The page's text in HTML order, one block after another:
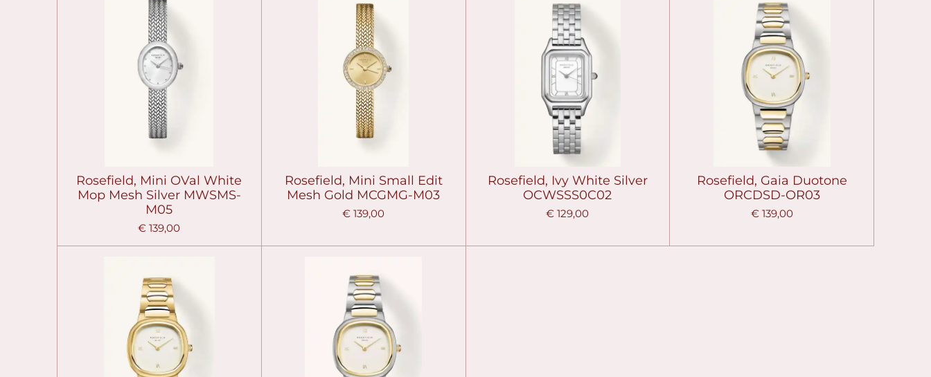
Rosefield, Mini OVal White
Mop Mesh Silver MWSMS-
M05
€ 139,00
Rosefield, Mini Small Edit
Mesh Gold MCGMG-M03
€ 139,00
Rosefield, Ivy White Silver
OCWSSS0C02
€ 129,00
Rosefield, Gaia Duotone
ORCDSD-OR03
€ 139,00